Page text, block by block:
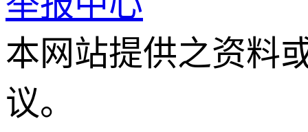
本网站提供之资料
议。